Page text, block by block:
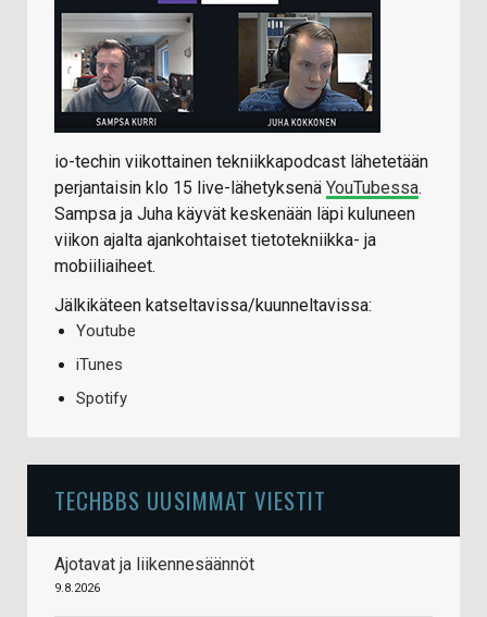
io-techin viikottainen tekniikkapodcast lähetetään
perjantaisin klo 15 live-lähetyksenä YouTubessa.
Sampsa ja Juha käyvät keskenään läpi kuluneen
viikon ajalta ajankohtaiset tietotekniikka- ja
mobiiliaiheet.
Jälkikäteen katseltavissa/kuunneltavissa:
Youtube
iTunes
Spotify
TECHBBS UUSIMMAT VIESTIT
Ajotavat ja liikennesäännöt
9.8.2026